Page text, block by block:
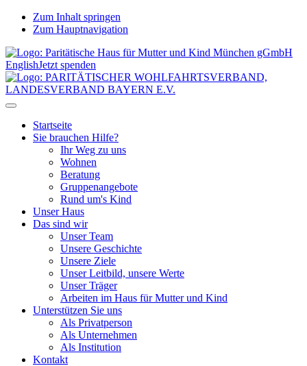
Zum Inhalt springen
Zum Hauptnavigation
EnglishJetzt spenden
Startseite
Sie brauchen Hilfe?
Ihr Weg zu uns
Wohnen
Beratung
Gruppenangebote
Rund um's Kind
Unser Haus
Das sind wir
Unser Team
Unsere Geschichte
Unsere Ziele
Unser Leitbild, unsere Werte
Unser Träger
Arbeiten im Haus für Mutter und Kind
Unterstützen Sie uns
Als Privatperson
Als Unternehmen
Als Institution
Kontakt